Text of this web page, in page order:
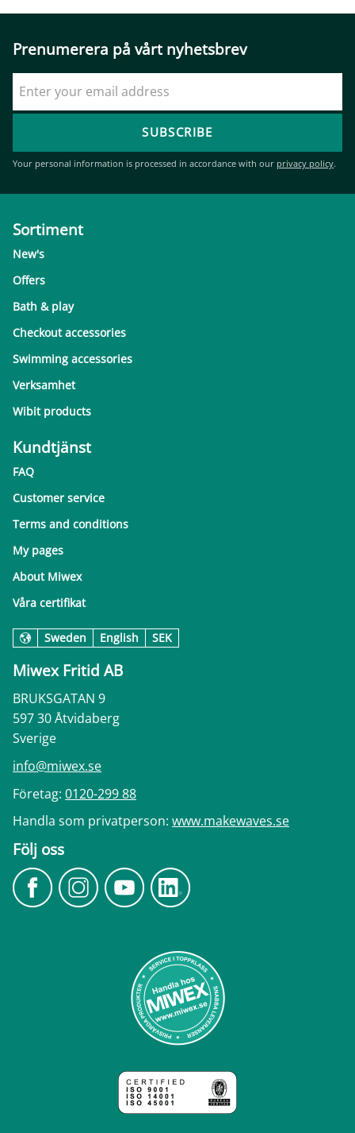
Prenumerera på vårt nyhetsbrev
SUBSCRIBE
Your personal information is processed in accordance with our privacy policy.
Sortiment
New's
Offers
Bath & play
Checkout accessories
Swimming accessories
Verksamhet
Wibit products
Kundtjänst
FAQ
Customer service
Terms and conditions
My pages
About Miwex
Våra certifikat
Sweden English SEK
Miwex Fritid AB
BRUKSGATAN 9
597 30 Åtvidaberg
Sverige
info@miwex.se
Företag: 0120-299 88
Handla som privatperson: www.makewaves.se
Följ oss